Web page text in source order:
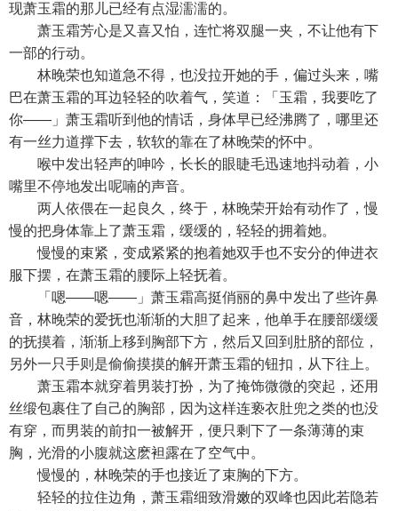
现萧玉霜的那儿已经有点湿濡濡的。
萧玉霜芳心是又喜又怕，连忙将双腿一夹，不让他有下
一部的行动。
林晚荣也知道急不得，也没拉开她的手，偏过头来，嘴
巴在萧玉霜的耳边轻轻的吹着气，笑道：「玉霜，我要吃了
你——」萧玉霜听到他的情话，身体早已经沸腾了，哪里还
有一丝力道撑下去，软软的靠在了林晚荣的怀中。
喉中发出轻声的呻吟，长长的眼睫毛迅速地抖动着，小
嘴里不停地发出呢喃的声音。
两人依偎在一起良久，终于，林晚荣开始有动作了，慢
慢的把身体靠上了萧玉霜，缓缓的，轻轻的拥着她。
慢慢的束紧，变成紧紧的抱着她双手也不安分的伸进衣
服下摆，在萧玉霜的腰际上轻抚着。
「嗯——嗯——」萧玉霜高挺俏丽的鼻中发出了些许鼻
音，林晚荣的爱抚也渐渐的大胆了起来，他单手在腰部缓缓
的抚摸着，渐渐上移到胸部下方，然后又回到肚脐的部位，
另外一只手则是偷偷摸摸的解开萧玉霜的钮扣，从下往上。
萧玉霜本就穿着男装打扮，为了掩饰微微的突起，还用
丝缎包裹住了自己的胸部，因为这样连亵衣肚兜之类的也没
有穿，而男装的前扣一被解开，便只剩下了一条薄薄的束
胸，光滑的小腹就这麽袒露在了空气中。
慢慢的，林晚荣的手也接近了束胸的下方。
轻轻的拉住边角，萧玉霜细致滑嫩的双峰也因此若隐若